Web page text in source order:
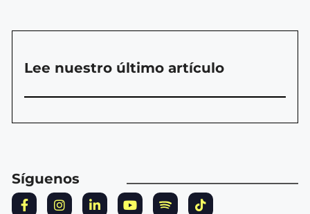
Lee nuestro último artículo
Síguenos